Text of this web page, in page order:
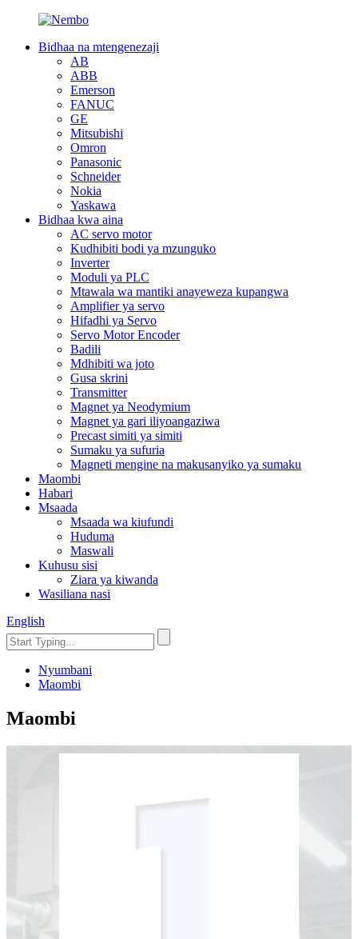
Bidhaa na mtengenezaji
AB
ABB
Emerson
FANUC
GE
Mitsubishi
Omron
Panasonic
Schneider
Nokia
Yaskawa
Bidhaa kwa aina
AC servo motor
Kudhibiti bodi ya mzunguko
Inverter
Moduli ya PLC
Mtawala wa mantiki anayeweza kupangwa
Amplifier ya servo
Hifadhi ya Servo
Servo Motor Encoder
Badili
Mdhibiti wa joto
Gusa skrini
Transmitter
Magnet ya Neodymium
Magnet ya gari iliyoangaziwa
Precast simiti ya simiti
Sumaku ya sufuria
Magneti mengine na makusanyiko ya sumaku
Maombi
Habari
Msaada
Msaada wa kiufundi
Huduma
Maswali
Kuhusu sisi
Ziara ya kiwanda
Wasiliana nasi
English
Nyumbani
Maombi
Maombi